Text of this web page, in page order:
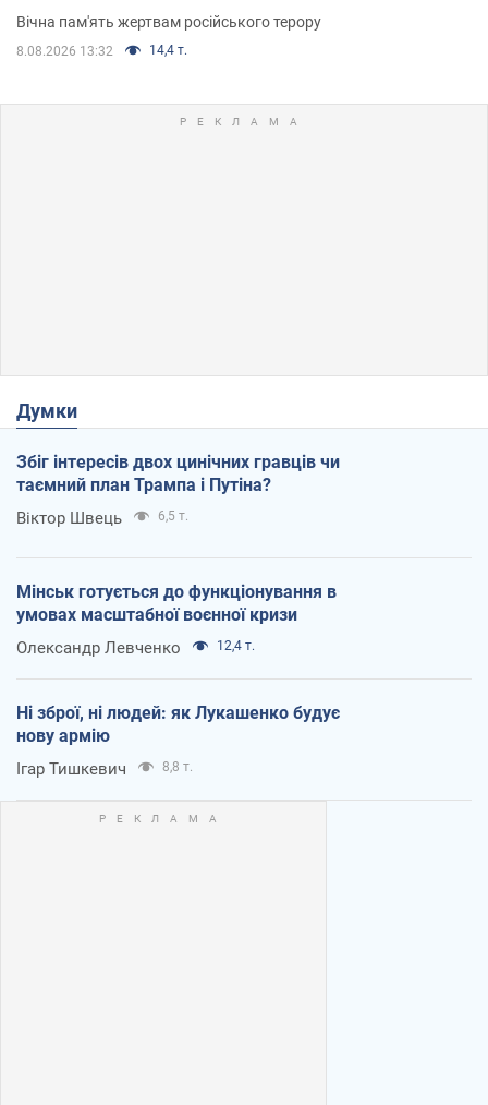
Вічна пам'ять жертвам російського терору
8.08.2026 13:32 14,4 т.
Думки
Збіг інтересів двох цинічних гравців чи
таємний план Трампа і Путіна?
Віктор Швець 6,5 т.
Мінськ готується до функціонування в
умовах масштабної воєнної кризи
Олександр Левченко 12,4 т.
Ні зброї, ні людей: як Лукашенко будує
нову армію
Ігар Тишкевич 8,8 т.